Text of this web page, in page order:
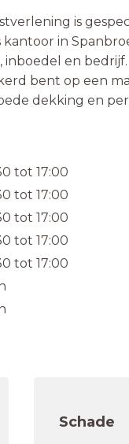
is
kantoor in
en
bent op een
dekking en
tot 17:00
tot 17:00
tot 17:00
tot 17:00
tot 17:00
Schade